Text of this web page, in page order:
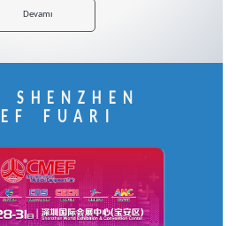
Devamı
FUARI